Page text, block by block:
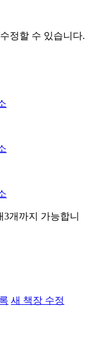
정할 수 있습니다.
개까지 가능합니
새 책장 수정